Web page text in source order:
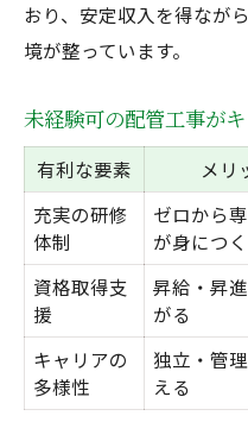
おり、安定収入を得なが
境が整っています。
未経験可の配管工事が
有利な要素 メリ
充実の研修
体制
ゼロから
が身につく
資格取得支
援
昇給・昇
がる
キャリアの
多様性
独立・管
える